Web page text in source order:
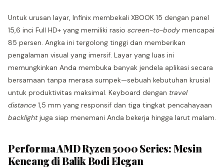
Untuk urusan layar, Infinix membekali XBOOK 15 dengan panel
15,6 inci Full HD+ yang memiliki rasio screen-to-body mencapai
85 persen. Angka ini tergolong tinggi dan memberikan
pengalaman visual yang imersif. Layar yang luas ini
memungkinkan Anda membuka banyak jendela aplikasi secara
bersamaan tanpa merasa sumpek—sebuah kebutuhan krusial
untuk produktivitas maksimal. Keyboard dengan travel
distance 1,5 mm yang responsif dan tiga tingkat pencahayaan
backlightjuga siap menemani Anda bekerja hingga larut malam.
Performa AMD Ryzen 5000 Series: Mesin
Kencang di Balik Bodi Elegan